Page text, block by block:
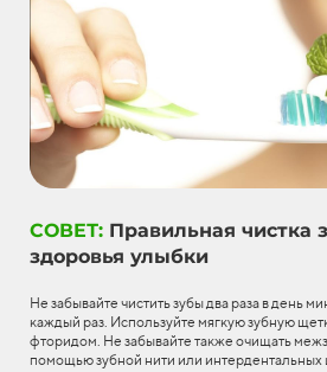
СОВЕТ: Правильная чистка
здоровья улыбки
Не забывайте чистить зубы два раза в день
каждый раз. Используйте мягкую зубную
фторидом. Не забывайте также очищать
помощью зубной нити или интердентальных